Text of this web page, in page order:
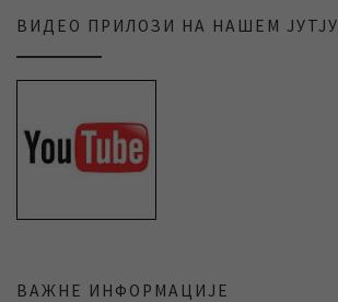
ВИДЕО ПРИЛОЗИ НА НАШЕМ
ВАЖНЕ ИНФОРМАЦИЈЕ